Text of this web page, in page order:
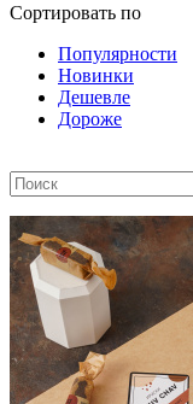
Сортировать по
Популярности
Новинки
Дешевле
Дороже